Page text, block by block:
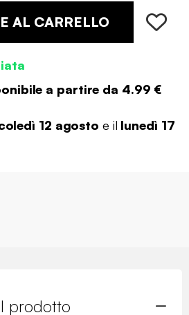
AL CARRELLO
a partire da 4.99 €
12 agosto e il lunedì 17
prodotto